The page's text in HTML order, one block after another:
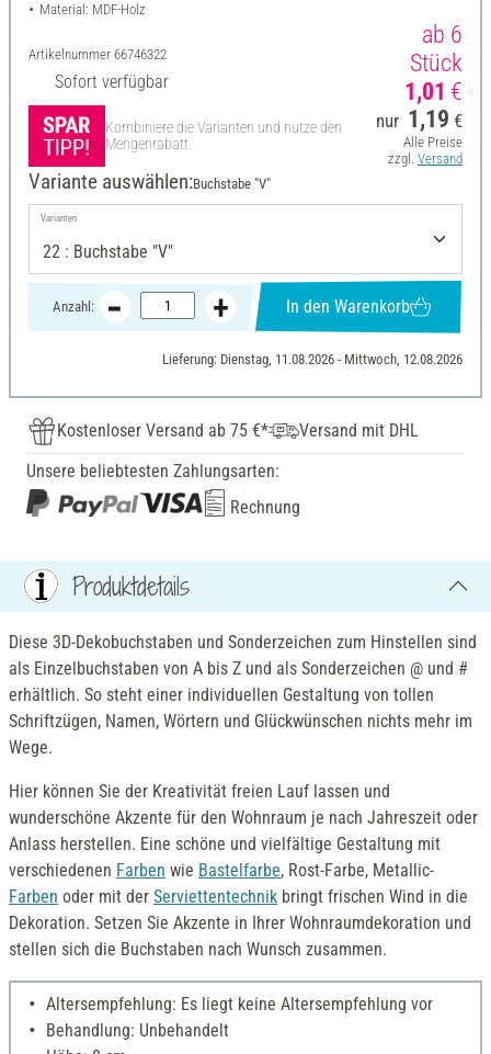
Material: MDF-Holz
Artikelnummer 66746322
Sofort verfügbar
Kombiniere die Varianten und nutze den
Mengenrabatt.
ab 6
Stück
1,01 €
nur 1,19 €
Alle Preise
zzgl. Versand
Variante auswählen:Buchstabe "V"
Varianten
Anzahl: In den Warenkorb
Lieferung: Dienstag, 11.08.2026 - Mittwoch, 12.08.2026
Kostenloser Versand ab 75 €*
Versand mit DHL
Unsere beliebtesten Zahlungsarten:
Rechnung
Produktdetails
Diese 3D-Dekobuchstaben und Sonderzeichen zum Hinstellen sind
als Einzelbuchstaben von A bis Z und als Sonderzeichen @ und #
erhältlich. So steht einer individuellen Gestaltung von tollen
Schriftzügen, Namen, Wörtern und Glückwünschen nichts mehr im
Wege.
Hier können Sie der Kreativität freien Lauf lassen und
wunderschöne Akzente für den Wohnraum je nach Jahreszeit oder
Anlass herstellen. Eine schöne und vielfältige Gestaltung mit
verschiedenen Farben wie Bastelfarbe, Rost-Farbe, Metallic-
Farben oder mit der Serviettentechnik bringt frischen Wind in die
Dekoration. Setzen Sie Akzente in Ihrer Wohnraumdekoration und
stellen sich die Buchstaben nach Wunsch zusammen.
Altersempfehlung: Es liegt keine Altersempfehlung vor
Behandlung: Unbehandelt